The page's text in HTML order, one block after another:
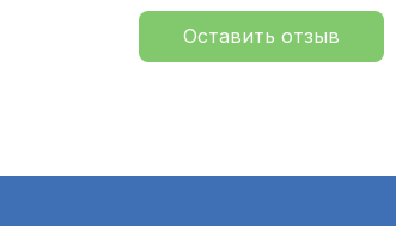
Оставить отзыв